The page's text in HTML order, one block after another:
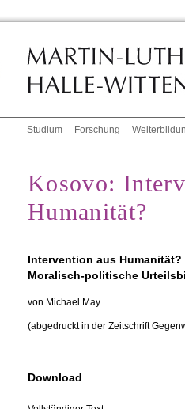
Studium Forschung
Kosovo:
Humanität?
Intervention aus Humanität?
Moralisch-politische
von Michael May
(abgedruckt in der Zeitschrift
Download